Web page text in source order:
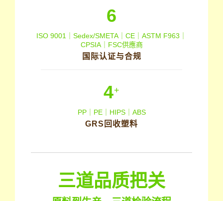
6
ISO 9001｜Sedex/SMETA｜CE｜ASTM F963｜
CPSIA｜FSC供應商
国际认证与合规
4+
PP｜PE｜HIPS｜ABS
GRS回收塑料
三道品质把关